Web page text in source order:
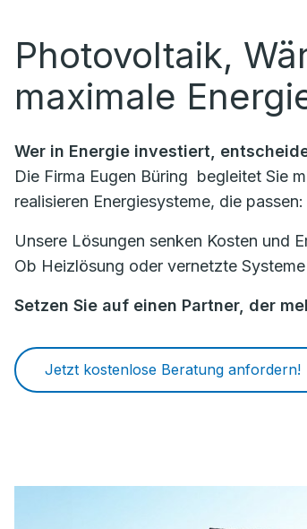
Photovoltaik,
maximale
Wer in Energie investiert,
Die Firma Eugen Büring begleitet Sie
realisieren Energiesysteme, die
Unsere Lösungen senken Kosten und
Ob Heizlösung oder vernetzte
Setzen Sie auf einen Partner, der
Jetzt kostenlose Beratung anfordern!